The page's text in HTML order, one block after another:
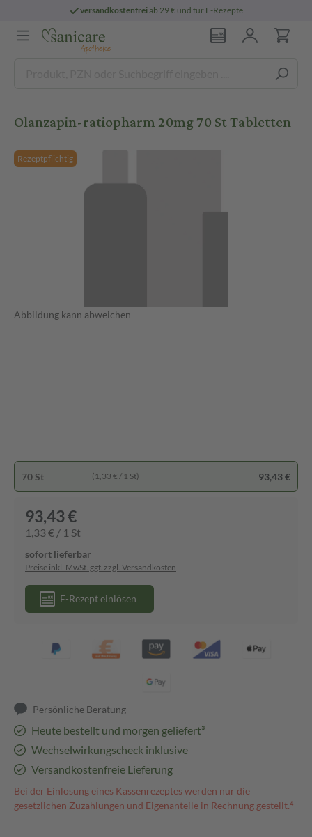
versandkostenfreiab 29 € und für E-Rezepte
Olanzapin-ratiopharm 20mg 70 St Tabletten
Rezeptpflichtig
Abbildung kann abweichen
70 St (1,33 € / 1 St) 93,43 €
93,43 €
1,33 € / 1 St
sofort lieferbar
Preise inkl. MwSt. ggf. zzgl. Versandkosten
E-Rezept einlösen
Persönliche Beratung
Heute bestellt und morgen geliefert³
Wechselwirkungscheck inklusive
Versandkostenfreie Lieferung
Bei der Einlösung eines Kassenrezeptes werden nur die
gesetzlichen Zuzahlungen und Eigenanteile in Rechnung gestellt.⁴